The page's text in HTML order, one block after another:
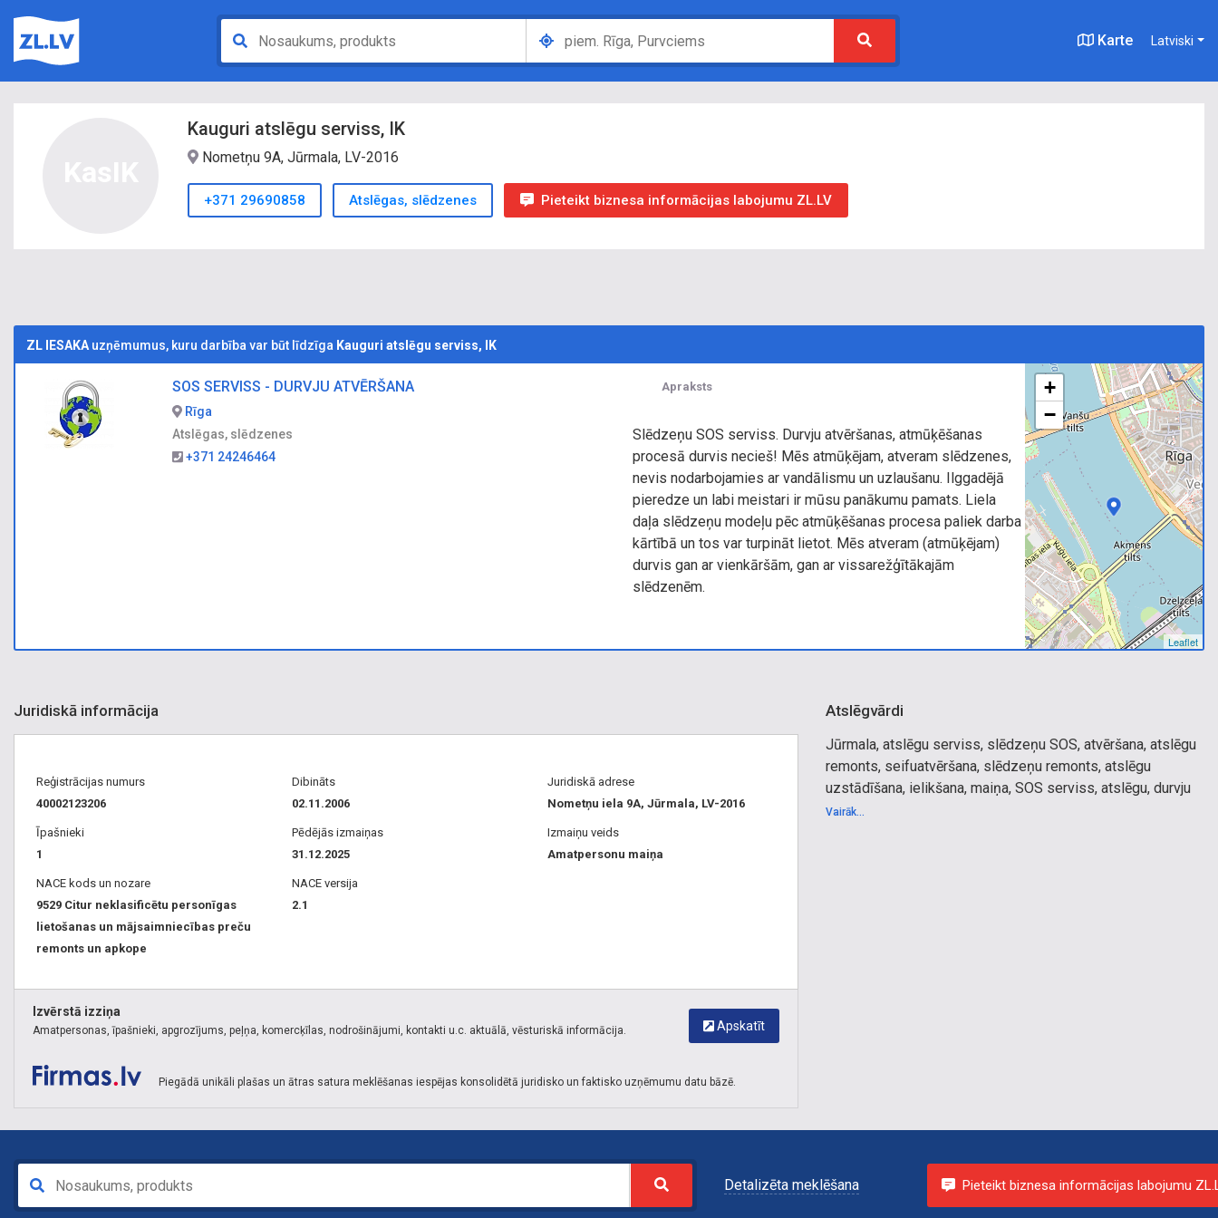
Karte Latviski
Kauguri atslēgu serviss, IK
Nometņu 9A, Jūrmala, LV-2016
+371 29690858 Atslēgas, slēdzenes Pieteikt biznesa informācijas labojumu ZL.LV
ZL IESAKA uzņēmumus, kuru darbība var būt līdzīga Kauguri atslēgu serviss, IK
SOS SERVISS - DURVJU ATVĒRŠANA
Rīga
Atslēgas, slēdzenes
+371 24246464
Apraksts
Slēdzeņu SOS serviss. Durvju atvēršanas, atmūķēšanas
procesā durvis necieš! Mēs atmūķējam, atveram slēdzenes,
nevis nodarbojamies ar vandālismu un uzlaušanu. Ilggadējā
pieredze un labi meistari ir mūsu panākumu pamats. Liela
daļa slēdzeņu modeļu pēc atmūķēšanas procesa paliek darba
kārtībā un tos var turpināt lietot. Mēs atveram (atmūķējam)
durvis gan ar vienkāršām, gan ar vissarežģītākajām
slēdzenēm.
+
−
Leaflet
Juridiskā informācija
Reģistrācijas numurs
40002123206
Dibināts
02.11.2006
Juridiskā adrese
Nometņu iela 9A, Jūrmala, LV-2016
Īpašnieki
1
Pēdējās izmaiņas
31.12.2025
Izmaiņu veids
Amatpersonu maiņa
NACE kods un nozare
9529 Citur neklasificētu personīgas
lietošanas un mājsaimniecības preču
remonts un apkope
NACE versija
2.1
Apskatīt
Izvērstā izziņa
Amatpersonas, īpašnieki, apgrozījums, peļņa, komercķīlas, nodrošinājumi, kontakti u.c. aktuālā, vēsturiskā informācija.
Piegādā unikāli plašas un ātras satura meklēšanas iespējas konsolidētā juridisko un faktisko uzņēmumu datu bāzē.
Atslēgvārdi
Jūrmala, atslēgu serviss, slēdzeņu SOS, atvēršana, atslēgu
remonts, seifuatvēršana, slēdzeņu remonts, atslēgu
uzstādīšana, ielikšana, maiņa, SOS serviss, atslēgu, durvju
atvēršana, logi, durvis, alumīnija logi, PVC logi, durvju logu
Vairāk...
Detalizēta meklēšana Pieteikt biznesa informācijas labojumu